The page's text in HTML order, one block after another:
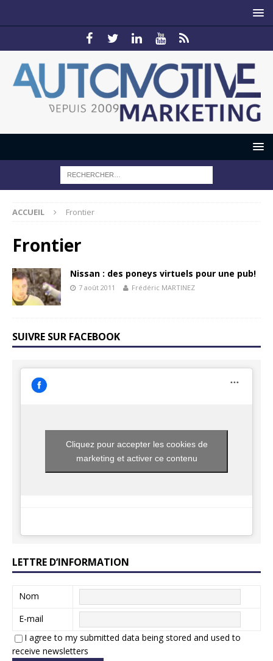
ACCUEIL Frontier
Frontier
Nissan : des poneys virtuels pour une pub!
7 août 2011 Frédéric MARTINEZ
SUIVRE SUR FACEBOOK
Cliquez pour accepter les cookies de
marketing et activer ce contenu
LETTRE D’INFORMATION
Nom
E-mail
I agree to my submitted data being stored and used to
receive newsletters